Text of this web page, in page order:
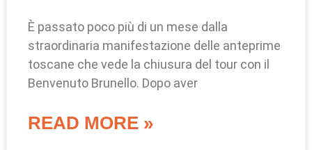
È passato poco più di un mese dalla
straordinaria manifestazione delle anteprime
toscane che vede la chiusura del tour con il
Benvenuto Brunello. Dopo aver
READ MORE »